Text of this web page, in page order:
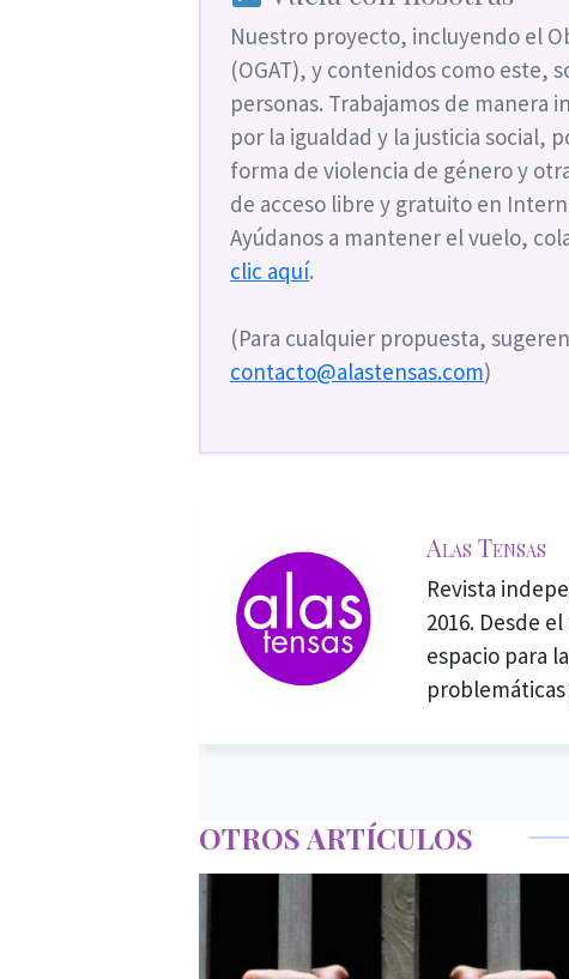
Nuestro proyecto, incluyendo el
(OGAT), y contenidos como este,
personas. Trabajamos de manera
por la igualdad y la justicia social,
forma de violencia de género y
de acceso libre y gratuito en
Ayúdanos a mantener el vuelo,
clic aquí.
(Para cualquier propuesta,
contacto@alastensas.com)
Alas Tensas
Revista
2016. Desde
espacio para
OTROS ARTÍCULOS